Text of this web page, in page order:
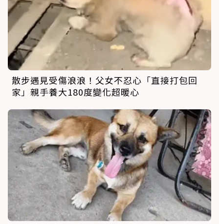
散步遇見受傷浪浪！父女不忍心「直接打包回
家」親手養大180度變化超暖心